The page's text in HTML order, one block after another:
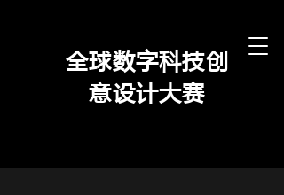
​全球数字科技创
意设计大赛